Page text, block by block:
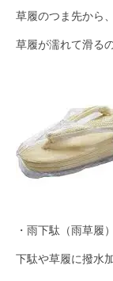
草履のつま先から
草履が濡れて滑る
・雨下駄（雨草履）
下駄や草履に撥水